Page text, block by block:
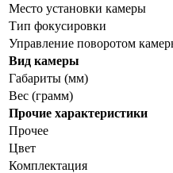
Место установки камеры
Тип фокусировки
Управление поворотом
Вид камеры
Габариты (мм)
Вес (грамм)
Прочие характеристики
Прочее
Цвет
Комплектация